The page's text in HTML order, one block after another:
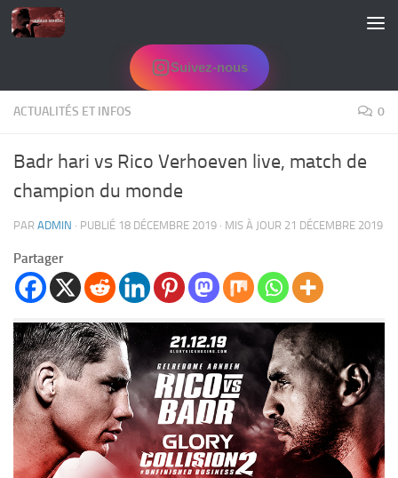
Skip to content
Suivez-nous
ACTUALITÉS ET INFOS 0
Badr hari vs Rico Verhoeven live, match de
champion du monde
PAR ADMIN · PUBLIÉ 18 DÉCEMBRE 2019 · MIS À JOUR 21 DÉCEMBRE 2019
Partager